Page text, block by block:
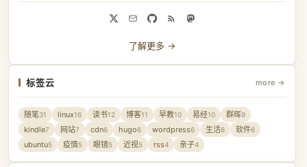
了解更多 →
标签云 more →
随笔31 linux16 读书12 博客11 早教10 易经10 群晖9
kindle7 网站7 cdn6 hugo6 wordpress6 生活6 软件6
ubuntu5 疫情5 眼镜5 近视5 rss4 亲子4